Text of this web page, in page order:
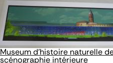
Museum d'histoire naturelle
scénographie intérieure